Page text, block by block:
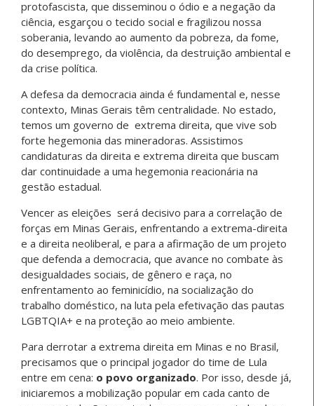
protofascista, que disseminou o ódio e a negação da
ciência, esgarçou o tecido social e fragilizou nossa
soberania, levando ao aumento da pobreza, da fome,
do desemprego, da violência, da destruição ambiental e
da crise política.
A defesa da democracia ainda é fundamental e, nesse
contexto, Minas Gerais têm centralidade. No estado,
temos um governo de extrema direita, que vive sob
forte hegemonia das mineradoras. Assistimos
candidaturas da direita e extrema direita que buscam
dar continuidade a uma hegemonia reacionária na
gestão estadual.
Vencer as eleições será decisivo para a correlação de
forças em Minas Gerais, enfrentando a extrema-direita
e a direita neoliberal, e para a afirmação de um projeto
que defenda a democracia, que avance no combate às
desigualdades sociais, de gênero e raça, no
enfrentamento ao feminicídio, na socialização do
trabalho doméstico, na luta pela efetivação das pautas
LGBTQIA+ e na proteção ao meio ambiente.
Para derrotar a extrema direita em Minas e no Brasil,
precisamos que o principal jogador do time de Lula
entre em cena: o povo organizado. Por isso, desde já,
iniciaremos a mobilização popular em cada canto de